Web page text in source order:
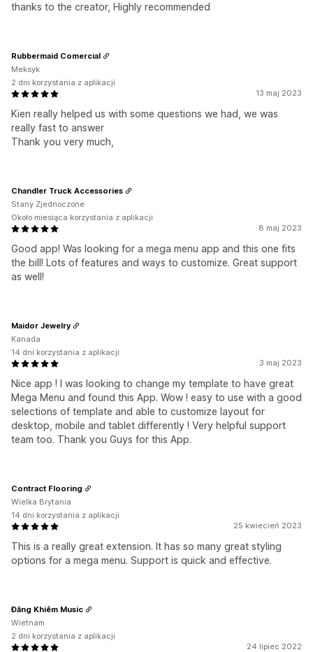
thanks to the creator, Highly recommended
13 maj 2023
Kien really helped us with some questions we had, we was
really fast to answer
Thank you very much,
Rubbermaid Comercial
Meksyk
2 dni korzystania z aplikacji
8 maj 2023
Good app! Was looking for a mega menu app and this one fits
the bill! Lots of features and ways to customize. Great support
as well!
Chandler Truck Accessories
Stany Zjednoczone
Około miesiąca korzystania z aplikacji
3 maj 2023
Nice app ! I was looking to change my template to have great
Mega Menu and found this App. Wow ! easy to use with a good
selections of template and able to customize layout for
desktop, mobile and tablet differently ! Very helpful support
team too. Thank you Guys for this App.
Maidor Jewelry
Kanada
14 dni korzystania z aplikacji
25 kwiecień 2023
This is a really great extension. It has so many great styling
options for a mega menu. Support is quick and effective.
Contract Flooring
Wielka Brytania
14 dni korzystania z aplikacji
24 lipiec 2022
Đăng Khiêm Music
Wietnam
2 dni korzystania z aplikacji